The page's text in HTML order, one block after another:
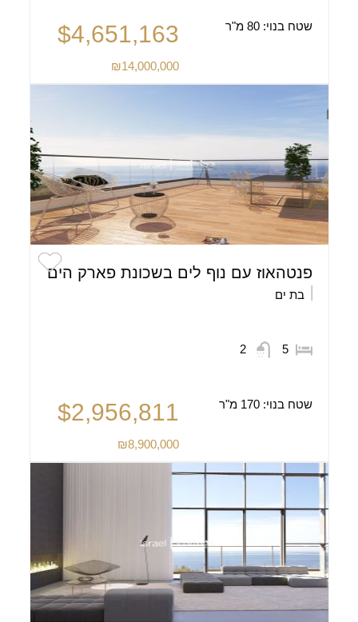
שטח בנוי:80 מ"ר $4,651,163
₪14,000,000
פנטהאוז עם נוף לים בשכונת פארק הים
בת ים
5
2
שטח בנוי:170 מ"ר $2,956,811
₪8,900,000